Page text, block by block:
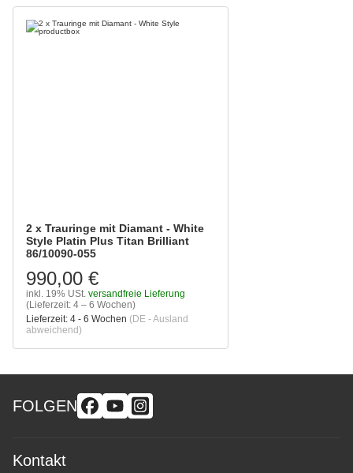
2 x Trauringe mit Diamant - White
Style Platin Plus Titan Brilliant
86/10090-055
990,00 €
inkl. 19% USt. versandfreie Lieferung
(Lieferzeit: 4 – 6 Wochen)
Lieferzeit: 4 - 6 Wochen (DE - Ausland
abweichend)
FOLGEN
Kontakt